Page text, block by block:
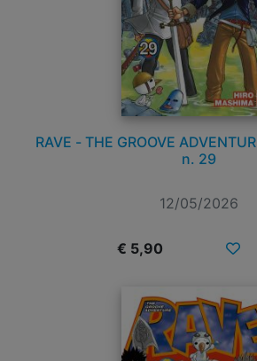
RAVE - THE GROOVE
n. 29
12/05/2026
€ 5,90